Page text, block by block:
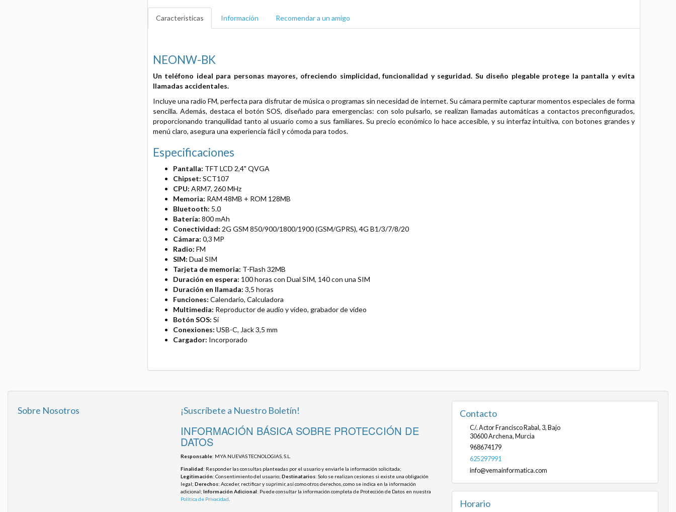
Características Información Recomendar a un amigo
NEONW-BK
Un teléfono ideal para personas mayores, ofreciendo simplicidad, funcionalidad y seguridad. Su diseño plegable protege la pantalla y evita
llamadas accidentales.
Incluye una radio FM, perfecta para disfrutar de música o programas sin necesidad de internet. Su cámara permite capturar momentos especiales de forma
sencilla. Además, destaca el botón SOS, diseñado para emergencias: con solo pulsarlo, se realizan llamadas automáticas a contactos preconfigurados,
proporcionando tranquilidad tanto al usuario como a sus familiares. Su precio económico lo hace accesible, y su interfaz intuitiva, con botones grandes y
menú claro, asegura una experiencia fácil y cómoda para todos.
Especificaciones
Pantalla: TFT LCD 2,4" QVGA
Chipset: SCT107
CPU: ARM7, 260 MHz
Memoria: RAM 48MB + ROM 128MB
Bluetooth: 5.0
Batería: 800 mAh
Conectividad: 2G GSM 850/900/1800/1900 (GSM/GPRS), 4G B1/3/7/8/20
Cámara: 0,3 MP
Radio: FM
SIM: Dual SIM
Tarjeta de memoria: T-Flash 32MB
Duración en espera: 100 horas con Dual SIM, 140 con una SIM
Duración en llamada: 3,5 horas
Funciones: Calendario, Calculadora
Multimedia: Reproductor de audio y vídeo, grabador de vídeo
Botón SOS: Sí
Conexiones: USB-C, Jack 3,5 mm
Cargador: Incorporado
Sobre Nosotros ¡Suscríbete a Nuestro Boletín!
INFORMACIÓN BÁSICA SOBRE PROTECCIÓN DE
DATOS
Responsable: MYA NUEVAS TECNOLOGIAS, S.L.
Finalidad: Responder las consultas planteadas por el usuario y enviarle la información solicitada;
Legitimación: Consentimiento del usuario; Destinatarios: Solo se realizan cesiones si existe una obligación
legal; Derechos: Acceder, rectificar y suprimir, así como otros derechos, como se indica en la información
adicional; Información Adicional: Puede consultar la información completa de Protección de Datos en nuestra
Política de Privacidad
Contacto
C/. Actor Francisco Rabal, 3, Bajo
30600Archena, Murcia
968674179
625297991
info@vemainformatica.com
Horario